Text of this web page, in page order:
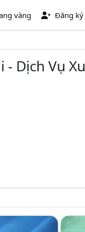
vàng Đăng ký
- Dịch Vụ